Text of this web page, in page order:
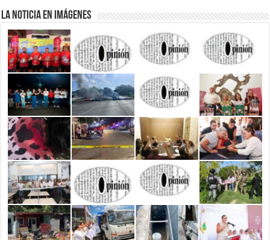
La Noticia en Imágenes